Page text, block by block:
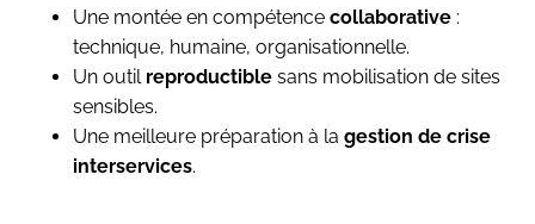
Une montée en compétence collaborative :
technique, humaine, organisationnelle.
Un outil reproductible sans mobilisation de sites
sensibles.
Une meilleure préparation à la gestion de crise
interservices.